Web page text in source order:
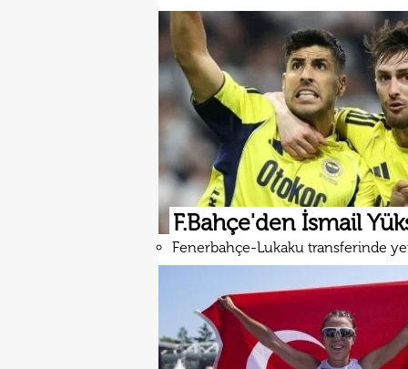
F.Bahçe'den İsmail
Fenerbahçe-Lukaku transferinde